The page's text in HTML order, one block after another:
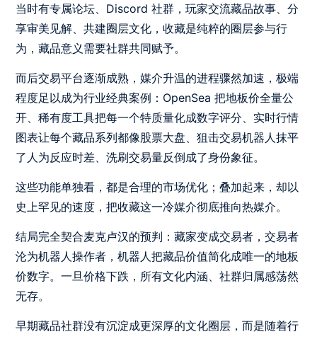
当时有专属论坛、Discord 社群，玩家交流藏品故事、分
享审美见解、共建圈层文化，收藏是纯粹的圈层参与行
为，藏品意义需要社群共同赋予。
而后交易平台逐渐成熟，媒介升温的进程骤然加速，极端
程度足以成为行业经典案例：OpenSea 把地板价全量公
开、稀有度工具把每一个特质量化成数字评分、实时行情
图表让每个藏品系列都像股票大盘、狙击交易机器人抹平
了人为反应时差、洗刷交易量反倒成了身份象征。
这些功能单独看，都是合理的市场优化；叠加起来，却以
史上罕见的速度，把收藏这一冷媒介彻底推向热媒介。
结局完全契合麦克卢汉的预判：藏家变成交易者，交易者
沦为机器人操作者，机器人把藏品价值简化成唯一的地板
价数字。一旦价格下跌，所有文化内涵、社群归属感荡然
无存。
早期藏品社群没有沉淀成更深厚的文化圈层，而是随着行